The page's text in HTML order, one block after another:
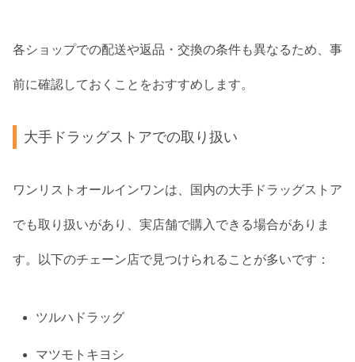
各ショップでの配送や返品・交換の条件も異なるため、事
前に確認しておくことをおすすめします。
大手ドラッグストアでの取り扱い
ワンリストオールインワンは、国内の大手ドラッグストア
でも取り扱いがあり、実店舗で購入できる場合がありま
す。以下のチェーン店で見つけられることが多いです：
ツルハドラッグ
マツモトキヨシ